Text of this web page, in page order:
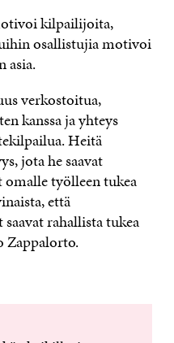
kilpailijoita,
osallistujia motivoi
asia.
verkostoitua,
kanssa ja yhteys
Heitä
jota he saavat
omalle työlleen tukea
että
rahallista tukea
Zappalorto.